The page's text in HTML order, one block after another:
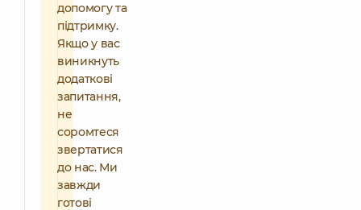
допомогу та
підтримку.
Якщо у вас
виникнуть
додаткові
запитання,
не
соромтеся
звертатися
до нас. Ми
завжди
готові